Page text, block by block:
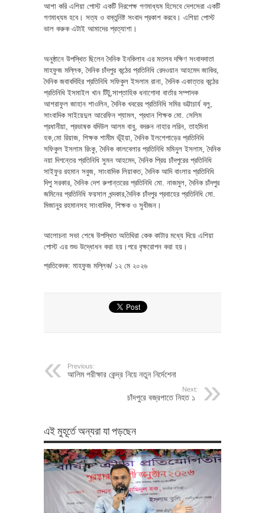
আশা করি এশিয়া পোস্ট একটি নিরপেক্ষ গণমাধ্যম হিসেবে দেশসেরা একটি
গণমাধ্যম হবে। সত্য ও বস্তুনিষ্ট সংবাদ প্রকাশ করবে। এশিয়া পোস্ট
ভাল করুক এটাই আমাদের প্রত্যাশা।
অনুষ্ঠানে উপস্থিত ছিলেন দৈনিক ইনকিলাব এর মতলব দক্ষিণ সংবাদদাতা
মাহফুজ মল্লিক, দৈনিক চাঁদপুর কন্ঠের প্রতিনিধি রেদওয়ান আহমেদ জাকির,
দৈনিক জবাবদিহির প্রতিনিধি সফিকুল ইসলাম রানা, দৈনিক একাত্তর কন্ঠের
প্রতিনিধি ইসমাইল খান টিটু,সাপ্তাহিক ধনাগোদা বার্তার সম্পাদক
আশরাফুল জাহান শাওলিন, দৈনিক খবরের প্রতিনিধি সমির ভট্টাচার্য বলু,
সাংবাদিক সাইয়েদুল আরেফিন শ্যামল, প্রধান শিক্ষক মো. সেলিম
প্রধানীয়া, প্রভাষক বদিউল আলম বাবু, বদরুন নাহার লরিন, তাহমিনা
হক,মো রিয়াজ, শিক্ষক শামীম ভূঁইয়া, দৈনিক ইলশেপাড়ের প্রতিনিধি
সফিকুল ইসলাম রিংকু, দৈনিক কালবেলার প্রতিনিধি মমিনুল ইসলাম, দৈনিক
নয়া দিগন্তের প্রতিনিধি সুমন আহমেদ, দৈনিক প্রিয় চাঁদপুরের প্রতিনিধি
সাইফুর রহমান সবুজ, সাংবাদিক লিয়াকত, দৈনিক আদি বাংলার প্রতিনিধি
দিপু সরকার, দৈনিক দেশ রুপান্তরের প্রতিনিধি মো. নাজমুল, দৈনিক চাঁদপুর
জমিনের প্রতিনিধি ফয়সাল খন্দকার,দৈনিক চাঁদপুর প্রবাহের প্রতিনিধি মো.
মিজানুর রহমানসহ সাংবাদিক, শিক্ষক ও সুধীজন।
আলোচনা সভা শেষে উপস্থিত অতিথিরা কেক কাটার মধ্যে দিয়ে এশিয়া
পোস্ট এর শুভ উদ্ধোধন করা হয়।পরে বৃক্ষরোপন করা হয়।
প্রতিবেদক: মাহফুজ মল্লিক/ ১২ মে ২০২৬
Previous:
আলিম পরীক্ষার কেন্দ্র নিয়ে নতুন নির্দেশেনা
Next:
চাঁদপুরে বজ্রপাতে নিহত ১
এই মুহূর্তে অন্যরা যা পড়ছেন